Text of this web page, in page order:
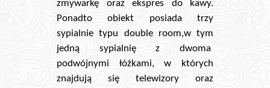
zmywarkę oraz ekspres do kawy.
Ponadto obiekt posiada trzy
sypialnie typu double room,w tym
jedną sypialnię z dwoma
podwójnymi łóżkami, w których
znajdują się telewizory oraz